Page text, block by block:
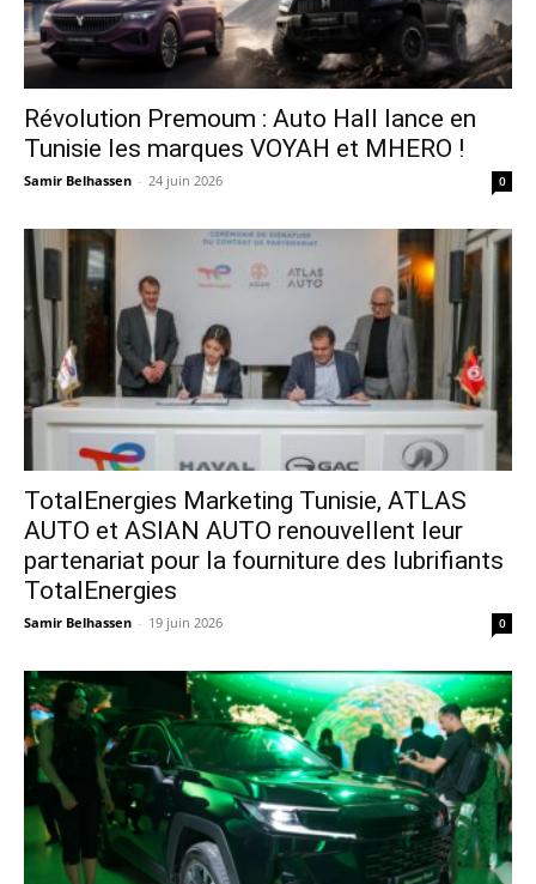
Révolution Premoum : Auto Hall lance en
Tunisie les marques VOYAH et MHERO !
Samir Belhassen - 24 juin 2026 0
TotalEnergies Marketing Tunisie, ATLAS
AUTO et ASIAN AUTO renouvellent leur
partenariat pour la fourniture des lubrifiants
TotalEnergies
Samir Belhassen - 19 juin 2026 0